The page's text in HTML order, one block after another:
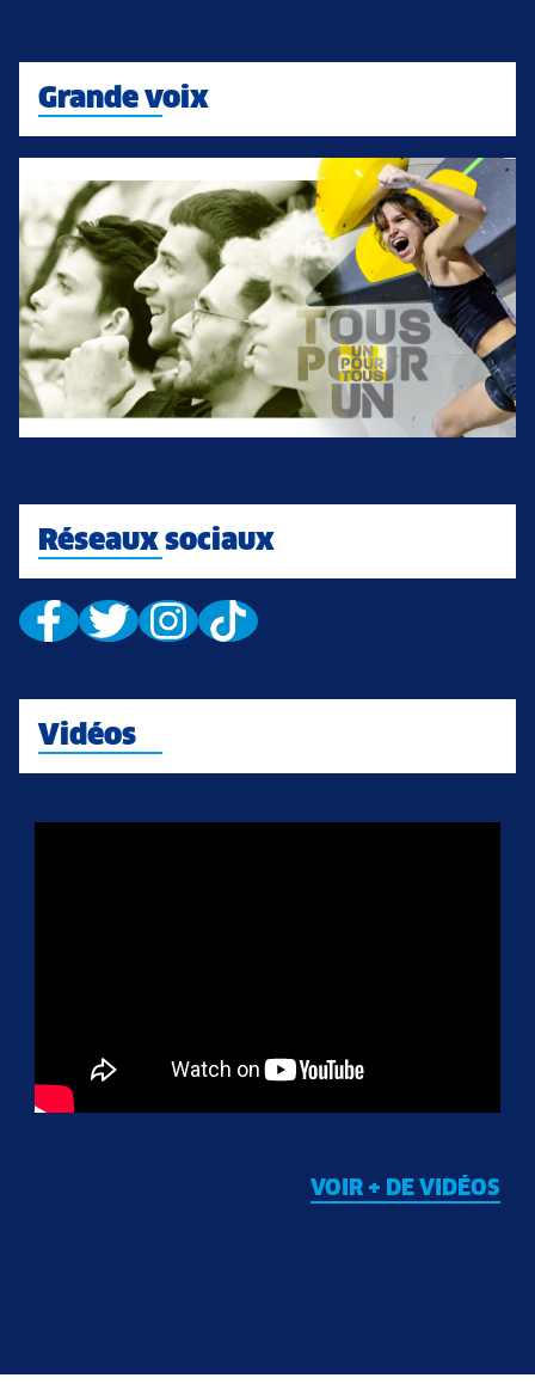
Grande voix
Réseaux sociaux
Vidéos
VOIR + DE VIDÉOS